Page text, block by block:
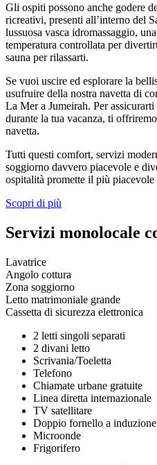
Gli ospiti possono anche godere
ricreativi, presenti all’interno del
lussuosa vasca idromassaggio,
temperatura controllata per
sauna per rilassarti.
Se vuoi uscire ed esplorare la
usufruire della nostra navetta di
La Mer a Jumeirah. Per
durante la tua vacanza, ti
navetta.
Tutti questi comfort, servizi
soggiorno davvero piacevole e
ospitalità promette il più
Scopri di più
Servizi monolocale
Lavatrice
Angolo cottura
Zona soggiorno
Letto matrimoniale grande
Cassetta di sicurezza elettronica
2 letti singoli separati
2 divani letto
Scrivania/Toeletta
Telefono
Chiamate urbane gratuite
Linea diretta internazionale
TV satellitare
Doppio fornello a induzione
Microonde
Frigorifero